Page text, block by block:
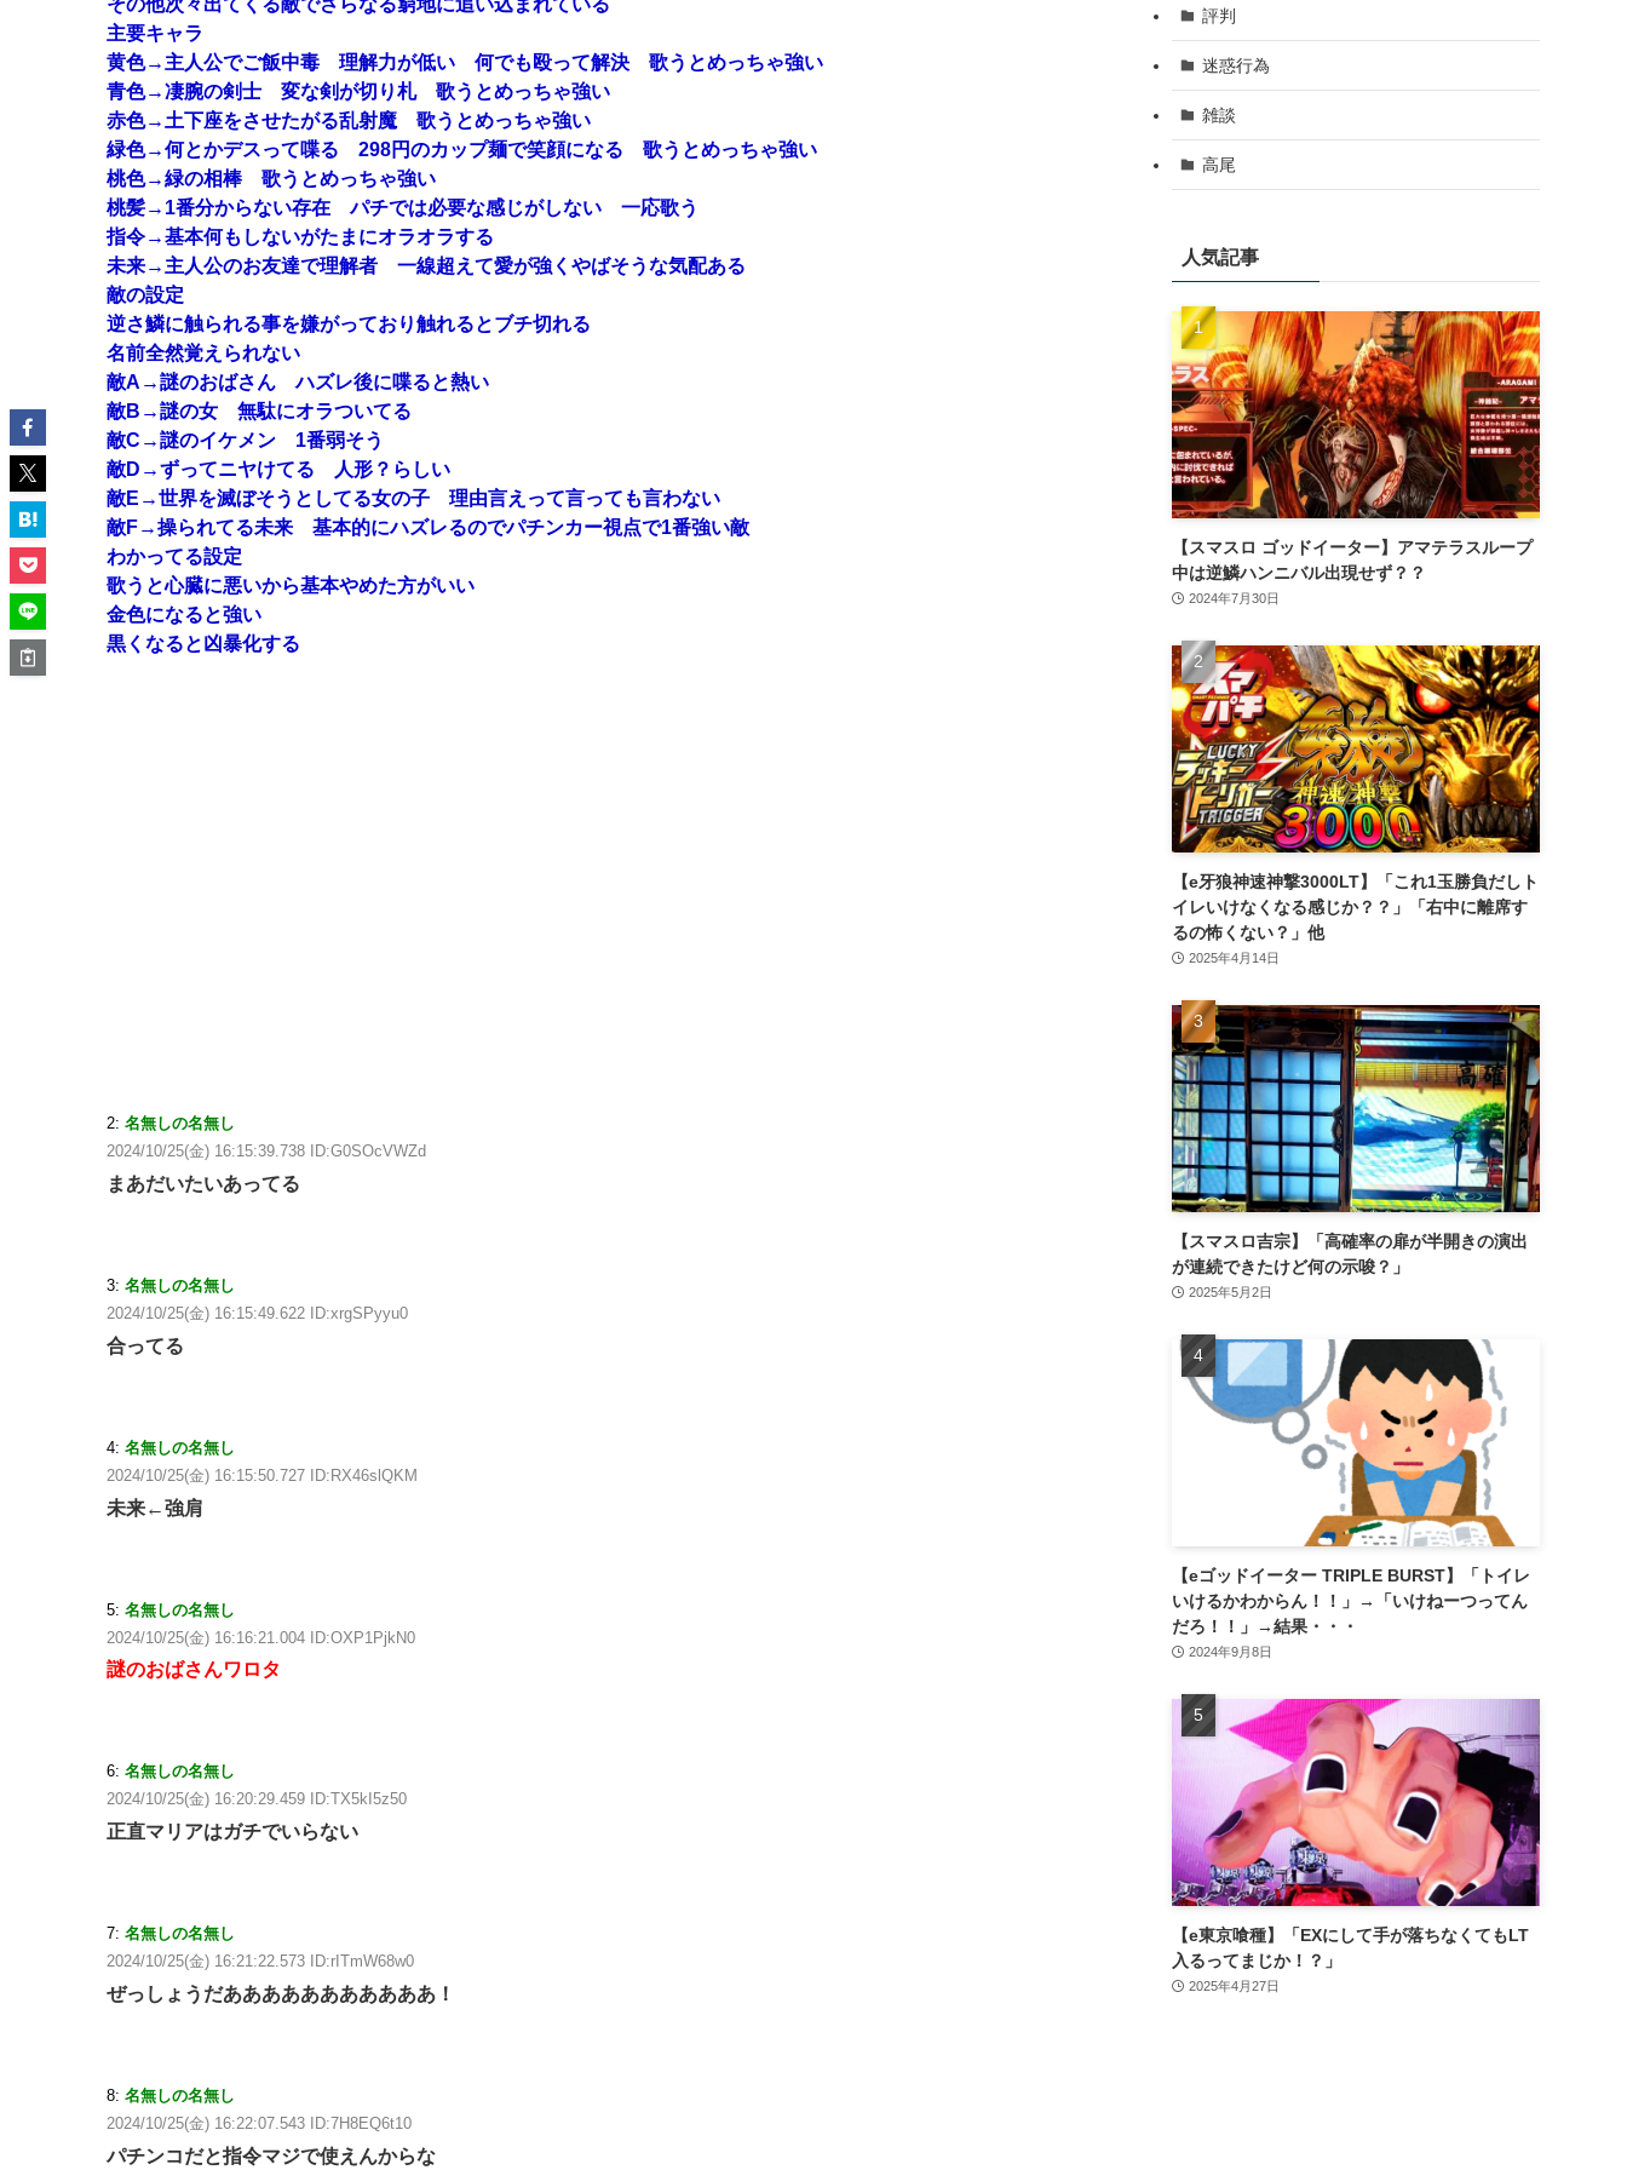
その他次々出てくる敵でさらなる窮地に追い込まれている
主要キャラ
黄色→主人公でご飯中毒 理解力が低い 何でも殴って解決 歌うとめっちゃ強い
青色→凄腕の剣士 変な剣が切り札 歌うとめっちゃ強い
赤色→土下座をさせたがる乱射魔 歌うとめっちゃ強い
緑色→何とかデスって喋る 298円のカップ麺で笑顔になる 歌うとめっちゃ強い
桃色→緑の相棒 歌うとめっちゃ強い
桃髪→1番分からない存在 パチでは必要な感じがしない 一応歌う
指令→基本何もしないがたまにオラオラする
未来→主人公のお友達で理解者 一線超えて愛が強くやばそうな気配ある
敵の設定
逆さ鱗に触られる事を嫌がっており触れるとブチ切れる
名前全然覚えられない
敵A→謎のおばさん ハズレ後に喋ると熱い
敵B→謎の女 無駄にオラついてる
敵C→謎のイケメン 1番弱そう
敵D→ずってニヤけてる 人形？らしい
敵E→世界を滅ぼそうとしてる女の子 理由言えって言っても言わない
敵F→操られてる未来 基本的にハズレるのでパチンカー視点で1番強い敵
わかってる設定
歌うと心臓に悪いから基本やめた方がいい
金色になると強い
黒くなると凶暴化する
2: 名無しの名無し
2024/10/25(金) 16:15:39.738 ID:G0SOcVWZd
まあだいたいあってる
3: 名無しの名無し
2024/10/25(金) 16:15:49.622 ID:xrgSPyyu0
合ってる
4: 名無しの名無し
2024/10/25(金) 16:15:50.727 ID:RX46slQKM
未来←強肩
5: 名無しの名無し
2024/10/25(金) 16:16:21.004 ID:OXP1PjkN0
謎のおばさんワロタ
6: 名無しの名無し
2024/10/25(金) 16:20:29.459 ID:TX5kI5z50
正直マリアはガチでいらない
7: 名無しの名無し
2024/10/25(金) 16:21:22.573 ID:rITmW68w0
ぜっしょうだあああああああああああ！
8: 名無しの名無し
2024/10/25(金) 16:22:07.543 ID:7H8EQ6t10
パチンコだと指令マジで使えんからな
評判
迷惑行為
雑談
高尾
人気記事
【スマスロ ゴッドイーター】アマテラスループ
中は逆鱗ハンニバル出現せず？？
2024年7月30日
【e牙狼神速神撃3000LT】「これ1玉勝負だしト
イレいけなくなる感じか？？」「右中に離席す
るの怖くない？」他
2025年4月14日
【スマスロ吉宗】「高確率の扉が半開きの演出
が連続できたけど何の示唆？」
2025年5月2日
【eゴッドイーター TRIPLE BURST】「トイレ
いけるかわからん！！」→「いけねーつってん
だろ！！」→結果・・・
2024年9月8日
【e東京喰種】「EXにして手が落ちなくてもLT
入るってまじか！？」
2025年4月27日